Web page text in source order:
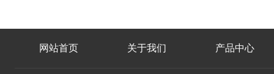
网站首页 关于我们 产品中心